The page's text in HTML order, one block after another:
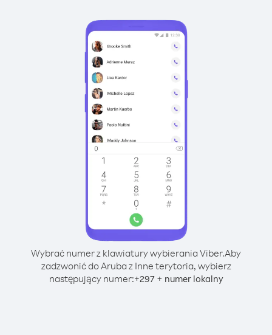
Wybrać numer z klawiatury wybierania Viber.Aby
zadzwonić do Aruba z Inne terytoria, wybierz
następujący numer:+297+ numer lokalny